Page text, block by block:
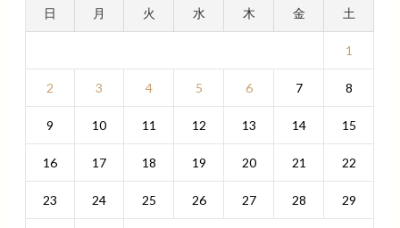
日 月 火 水 木 金 土
1
2 3 4 5 6 7 8
9 10 11 12 13 14 15
16 17 18 19 20 21 22
23 24 25 26 27 28 29